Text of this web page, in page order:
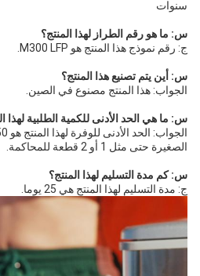
سنوات
س: ما هو رقم الطراز لهذا المنتج؟
ج: رقم نموذج هذا المنتج هو M300 LFP.
س: أين يتم تصنيع هذا المنتج؟
الجواب: هذا المنتج مصنوع في الصين.
س: ما هي الحد الأدنى للكمية الطلبية لهذا
الصغيرة حتى مثل 1 أو 2 قطعة للمحاكمة.
س: كم مدة التسليم لهذا المنتج؟
ج: مدة التسليم لهذا المنتج هي 25 يوما.